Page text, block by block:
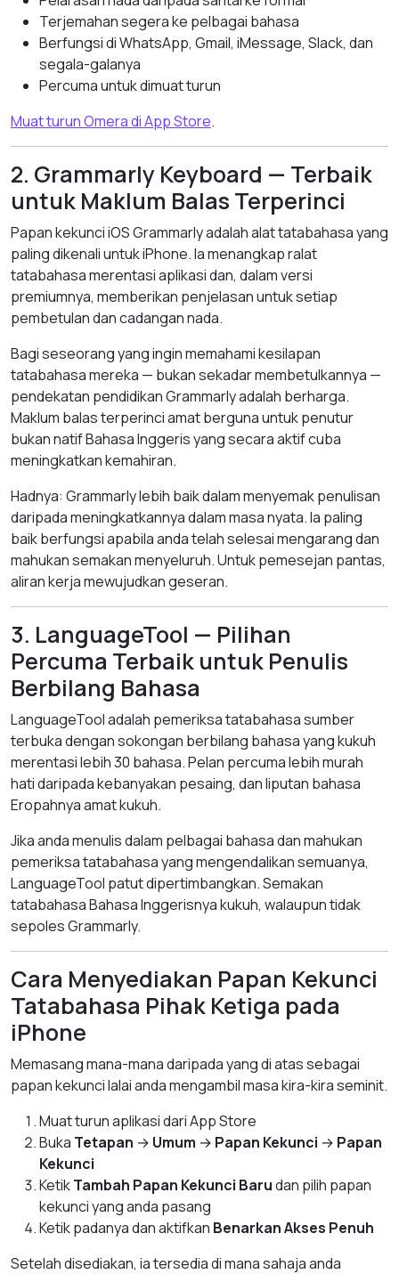
Terjemahan segera ke pelbagai bahasa
Berfungsi di WhatsApp, Gmail, iMessage, Slack, dan
segala-galanya
Percuma untuk dimuat turun
Muat turun Omera di App Store.
2. Grammarly Keyboard — Terbaik
untuk Maklum Balas Terperinci
Papan kekunci iOS Grammarly adalah alat tatabahasa yang
paling dikenali untuk iPhone. Ia menangkap ralat
tatabahasa merentasi aplikasi dan, dalam versi
premiumnya, memberikan penjelasan untuk setiap
pembetulan dan cadangan nada.
Bagi seseorang yang ingin memahami kesilapan
tatabahasa mereka — bukan sekadar membetulkannya —
pendekatan pendidikan Grammarly adalah berharga.
Maklum balas terperinci amat berguna untuk penutur
bukan natif Bahasa Inggeris yang secara aktif cuba
meningkatkan kemahiran.
Hadnya: Grammarly lebih baik dalam menyemak penulisan
daripada meningkatkannya dalam masa nyata. Ia paling
baik berfungsi apabila anda telah selesai mengarang dan
mahukan semakan menyeluruh. Untuk pemesejan pantas,
aliran kerja mewujudkan geseran.
3. LanguageTool — Pilihan
Percuma Terbaik untuk Penulis
Berbilang Bahasa
LanguageTool adalah pemeriksa tatabahasa sumber
terbuka dengan sokongan berbilang bahasa yang kukuh
merentasi lebih 30 bahasa. Pelan percuma lebih murah
hati daripada kebanyakan pesaing, dan liputan bahasa
Eropahnya amat kukuh.
Jika anda menulis dalam pelbagai bahasa dan mahukan
pemeriksa tatabahasa yang mengendalikan semuanya,
LanguageTool patut dipertimbangkan. Semakan
tatabahasa Bahasa Inggerisnya kukuh, walaupun tidak
sepoles Grammarly.
Cara Menyediakan Papan Kekunci
Tatabahasa Pihak Ketiga pada
iPhone
Memasang mana-mana daripada yang di atas sebagai
papan kekunci lalai anda mengambil masa kira-kira seminit.
Muat turun aplikasi dari App Store
Buka Tetapan → Umum → Papan Kekunci → Papan
Kekunci
KetikTambah Papan Kekunci Barudan pilih papan
kekunci yang anda pasang
Ketik padanya dan aktifkan Benarkan Akses Penuh
Setelah disediakan, ia tersedia di mana sahaja anda